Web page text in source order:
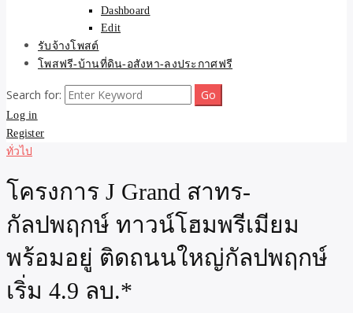
Dashboard
Edit
รับจ้างโพสต์
โพสฟรี-บ้านที่ดิน-อสังหา-ลงประกาศฟรี
Search for:
Log in
Register
ทั่วไป
โครงการ J Grand สาทร-
กัลปพฤกษ์ ทาวน์โฮมพรีเมียม
พร้อมอยู่ ติดถนนใหญ่กัลปพฤกษ์
เริ่ม 4.9 ลบ.*